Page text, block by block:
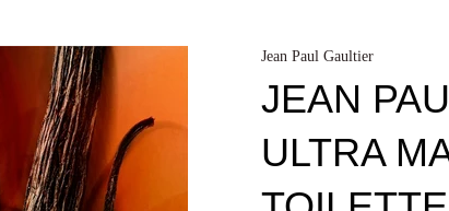
Jean Paul Gaultier
JEAN
ULTRA